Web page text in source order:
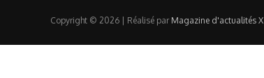
Copyright © 2026 | Réalisé par Magazine d'actualités X